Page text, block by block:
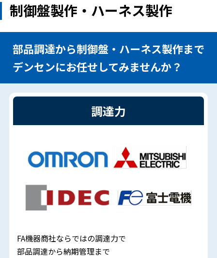
制御盤製作・ハーネス製作
部品調達から制御盤・ハーネス製作まで
デンセンにお任せしてみませんか？
調達力
FA機器商社ならではの調達力で
部品調達から納期管理まで